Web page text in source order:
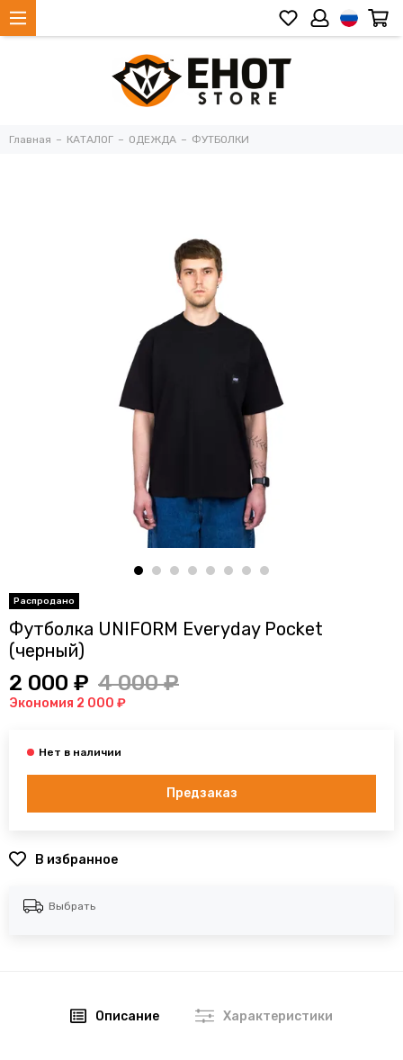
Главная КАТАЛОГ ОДЕЖДА ФУТБОЛКИ
Футболка UNIFORM Everyday Pocket
(черный)
2 000 ₽ 4 000 ₽
Экономия 2 000 ₽
Предзаказ
В избранное
Выбрать
Описание Характеристики